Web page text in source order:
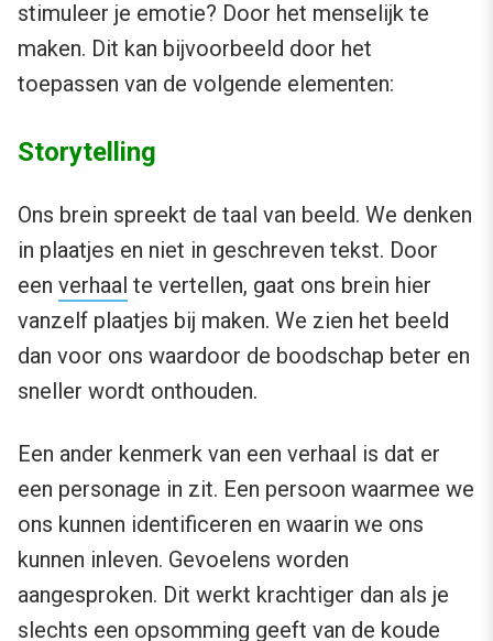
stimuleer je emotie? Door het menselijk te
maken. Dit kan bijvoorbeeld door het
toepassen van de volgende elementen:
Storytelling
Ons brein spreekt de taal van beeld. We denken
in plaatjes en niet in geschreven tekst. Door
een verhaal te vertellen, gaat ons brein hier
vanzelf plaatjes bij maken. We zien het beeld
dan voor ons waardoor de boodschap beter en
sneller wordt onthouden.
Een ander kenmerk van een verhaal is dat er
een personage in zit. Een persoon waarmee we
ons kunnen identificeren en waarin we ons
kunnen inleven. Gevoelens worden
aangesproken. Dit werkt krachtiger dan als je
slechts een opsomming geeft van de koude